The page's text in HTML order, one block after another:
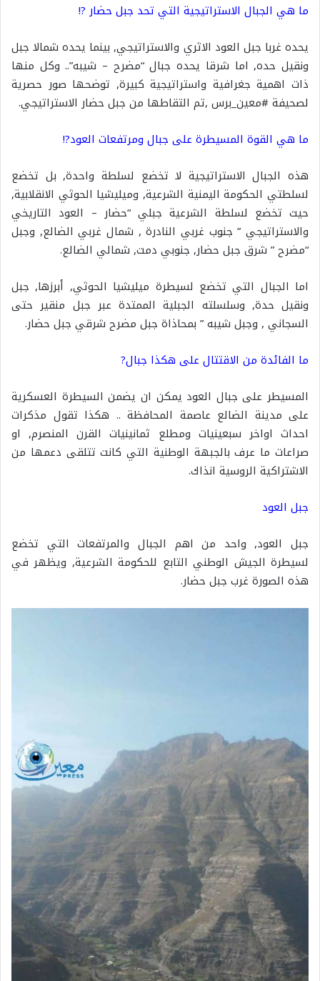
ما هي الجبال الاستراتيجية التي تحد جبل حضار ?!
يحده غربا جبل العود الاثري والاستراتيجي, بينما يحده شمالا جبل
ونقيل حده, اما شرقا يحده جبال “مضرح – شيبه”.. وكل منها
ذات اهمية جغرافية واستراتيجية كبيرة, توضحها صور حصرية
لصحيفة #معين_برس ,تم التقاطها من جبل حضار الاستراتيجي.
ما هي القوة المسيطرة على جبال ومرتفعات العود?!
هذه الجبال الاستراتيجية لا تخضع لسلطة واحدة, بل تخضع
لسلطتي الحكومة اليمنية الشرعية, وميليشيا الحوثي الانقلابية,
حيث تخضع لسلطة الشرعية جبلي “حضار – العود التاريخي
والاستراتيجي ” جنوب غربي النادرة , شمال غربي الضالع, وجبل
“مضرح ” شرق جبل حضار, جنوبي دمت, شمالي الضالع.
اما الجبال التي تخضع لسيطرة ميليشيا الحوثي, أبرزها, جبل
ونقيل حدة, وسلسلته الجبلية الممتدة عبر جبل منقير حتى
السجاني , وجبل شيبه ” بمحاذاة جبل مضرح شرقي جبل حضار.
ما الفائدة من الاقتتال على هكذا جبال?
المسيطر على جبال العود يمكن ان يضمن السيطرة العسكرية
على مدينة الضالع عاصمة المحافظة .. هكذا تقول مذكرات
احداث اواخر سبعينيات ومطلع ثمانينيات القرن المنصرم, او
صراعات ما عرف بالجبهة الوطنية التي كانت تتلقى دعمها من
الاشتراكية الروسية انذاك.
جبل العود
جبل العود, واحد من اهم الجبال والمرتفعات التي تخضع
لسيطرة الجيش الوطني التابع للحكومة الشرعية, ويظهر في
هذه الصورة غرب جبل حضار.